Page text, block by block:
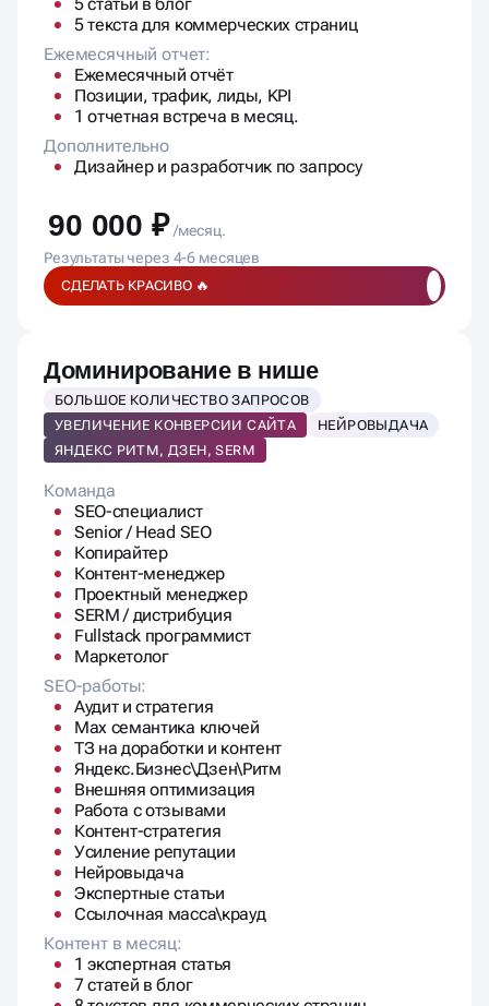
5 текста для коммерческих страниц
Ежемесячный отчет:
Ежемесячный отчёт
Позиции, трафик, лиды, KPI
1 отчетная встреча в месяц.
Дополнительно
Дизайнер и разработчик по запросу
90 000 ₽ /месяц.
Результаты через 4-6 месяцев
СДЕЛАТЬ КРАСИВО 🔥
Доминирование в нише
БОЛЬШОЕ КОЛИЧЕСТВО ЗАПРОСОВ
УВЕЛИЧЕНИЕ КОНВЕРСИИ САЙТА
НЕЙРОВЫДАЧА
ЯНДЕКС РИТМ, ДЗЕН, SERM
Команда
SEO-специалист
Senior / Head SEO
Копирайтер
Контент-менеджер
Проектный менеджер
SERM / дистрибуция
Fullstack программист
Маркетолог
SEO-работы:
Аудит и стратегия
Max семантика ключей
ТЗ на доработки и контент
Яндекс.Бизнес\Дзен\Ритм
Внешняя оптимизация
Работа с отзывами
Контент-стратегия
Усиление репутации
Нейровыдача
Экспертные статьи
Ссылочная масса\крауд
Контент в месяц:
1 экспертная статья
7 статей в блог